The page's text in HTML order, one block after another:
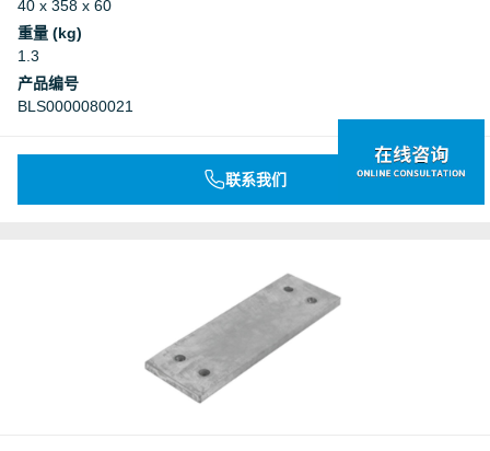
40 x 358 x 60
重量 (kg)
1.3
产品编号
BLS0000080021
联系我们